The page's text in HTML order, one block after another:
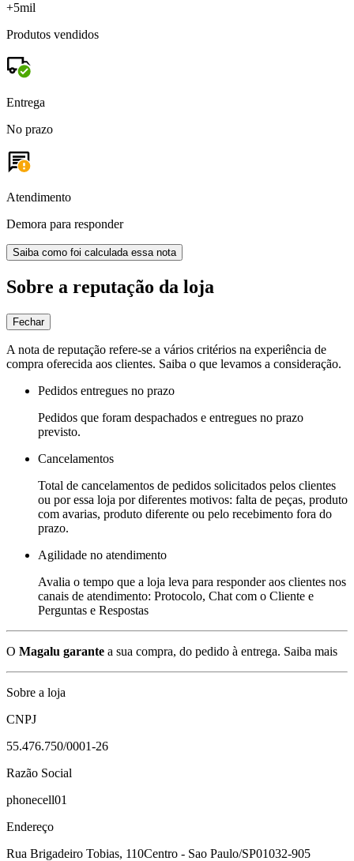
+5mil
Produtos vendidos
Entrega
No prazo
Atendimento
Demora para responder
Saiba como foi calculada essa nota
Sobre a reputação da loja
Fechar
A nota de reputação refere-se a vários critérios na experiência de
compra oferecida aos clientes. Saiba o que levamos a consideração.
Pedidos entregues no prazo
Pedidos que foram despachados e entregues no prazo
previsto.
Cancelamentos
Total de cancelamentos de pedidos solicitados pelos clientes
ou por essa loja por diferentes motivos: falta de peças, produto
com avarias, produto diferente ou pelo recebimento fora do
prazo.
Agilidade no atendimento
Avalia o tempo que a loja leva para responder aos clientes nos
canais de atendimento: Protocolo, Chat com o Cliente e
Perguntas e Respostas
O Magalu garante a sua compra, do pedido à entrega. Saiba mais
Sobre a loja
CNPJ
55.476.750/0001-26
Razão Social
phonecell01
Endereço
Rua Brigadeiro Tobias, 110Centro - Sao Paulo/SP01032-905